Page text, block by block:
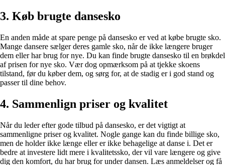
3. Køb brugte dansesko
En anden måde at spare penge på dansesko er ved at købe brugte sko.
Mange dansere sælger deres gamle sko, når de ikke længere bruger
dem eller har brug for nye. Du kan finde brugte dansesko til en brøkdel
af prisen for nye sko. Vær dog opmærksom på at tjekke skoens
tilstand, før du køber dem, og sørg for, at de stadig er i god stand og
passer til dine behov.
4. Sammenlign priser og kvalitet
Når du leder efter gode tilbud på dansesko, er det vigtigt at
sammenligne priser og kvalitet. Nogle gange kan du finde billige sko,
men de holder ikke længe eller er ikke behagelige at danse i. Det er
bedre at investere lidt mere i kvalitetssko, der vil vare længere og give
dig den komfort, du har brug for under dansen. Læs anmeldelser og få